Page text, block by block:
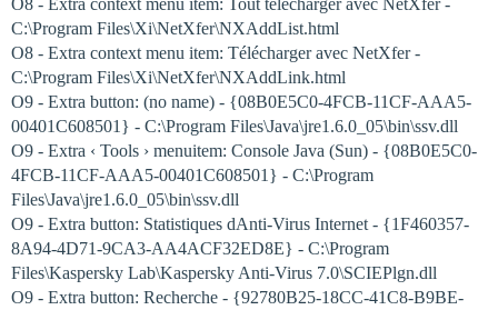
O8 - Extra context menu item: Tout télécharger avec NetXfer -
C:\Program Files\Xi\NetXfer\NXAddList.html
O8 - Extra context menu item: Télécharger avec NetXfer -
C:\Program Files\Xi\NetXfer\NXAddLink.html
O9 - Extra button: (no name) - {08B0E5C0-4FCB-11CF-AAA5-
00401C608501} - C:\Program Files\Java\jre1.6.0_05\bin\ssv.dll
O9 - Extra ‹ Tools › menuitem: Console Java (Sun) - {08B0E5C0-
4FCB-11CF-AAA5-00401C608501} - C:\Program
Files\Java\jre1.6.0_05\bin\ssv.dll
O9 - Extra button: Statistiques dAnti-Virus Internet - {1F460357-
8A94-4D71-9CA3-AA4ACF32ED8E} - C:\Program
Files\Kaspersky Lab\Kaspersky Anti-Virus 7.0\SCIEPlgn.dll
O9 - Extra button: Recherche - {92780B25-18CC-41C8-B9BE-